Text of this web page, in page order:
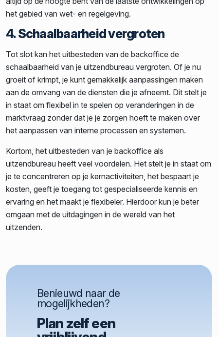
het gebied van wet- en regelgeving.
4. Schaalbaarheid vergroten
Tot slot kan het uitbesteden van de backoffice de
schaalbaarheid van je uitzendbureau vergroten. Of je nu
groeit of krimpt, je kunt gemakkelijk aanpassingen maken
aan de omvang van de diensten die je afneemt. Dit stelt je
in staat om flexibel in te spelen op veranderingen in de
marktvraag zonder dat je je zorgen hoeft te maken over
het aanpassen van interne processen en systemen.
Kortom, het uitbesteden van je backoffice als
uitzendbureau heeft veel voordelen. Het stelt je in staat om
je te concentreren op je kernactiviteiten, het bespaart je
kosten, geeft je toegang tot gespecialiseerde kennis en
ervaring en het maakt je flexibeler. Hierdoor kun je beter
omgaan met de uitdagingen in de wereld van het
uitzenden.
Benieuwd naar de
mogelijkheden?
Plan zelf een